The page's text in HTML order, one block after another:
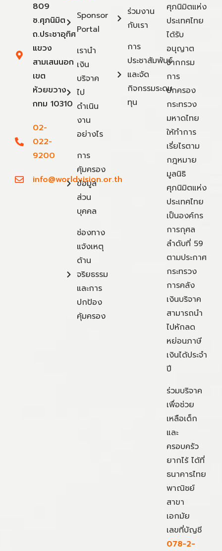
809
ซ.ศุภนิมิต
ถ.ประชาอุทิศ
แขวง
สามเสนนอก
เขต
ห้วยขวาง
กทม 10310
02-
022-
9200
info@worldvision.or.th
Sponsor
Portal
เรานำ
เงิน
บริจาค
ไป
ดำเนิน
งาน
อย่างไร
การ
คุ้มครอง
ข้อมูล
ส่วน
บุคคล
ช่องทาง
แจ้งเหตุ
ด้าน
จริยธรรม
และการ
ปกป้อง
คุ้มครอง
ร่วมงาน
กับเรา
การ
ประชาสัมพันธ์
และจัด
กิจกรรมระดม
ทุน
ศุภนิมิตแห่ง
ประเทศไทย
ได้รับ
อนุญาต
จากกรม
การ
ปกครอง
กระทรวง
มหาดไทย
ให้ทำการ
เรี่ยไรตาม
กฎหมาย
มูลนิธิ
ศุภนิมิตแห่ง
ประเทศไทย
เป็นองค์กร
การกุศล
ลำดับที่ 59
ตามประกาศ
กระทรวง
การคลัง
เงินบริจาค
สามารถนำ
ไปหักลด
หย่อนภาษี
เงินได้ประจำ
ปี
ร่วมบริจาค
เพื่อช่วย
เหลือเด็ก
และ
ครอบครัว
ยากไร้ ได้ที่
ธนาคารไทย
พาณิชย์
สาขา
เอกมัย
เลขที่บัญชี
078-2-